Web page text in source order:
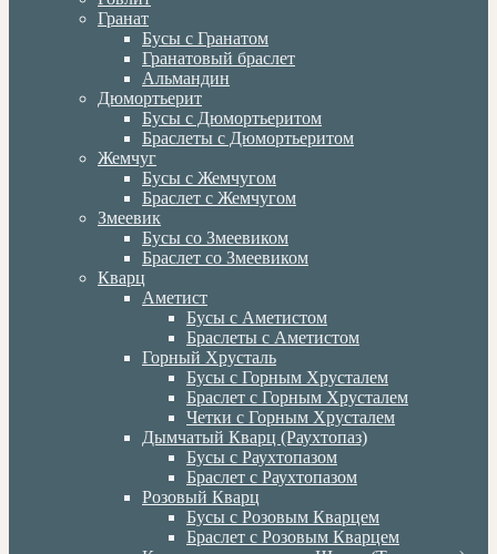
Гранат
Бусы с Гранатом
Гранатовый браслет
Альмандин
Дюмортьерит
Бусы с Дюмортьеритом
Браслеты с Дюмортьеритом
Жемчуг
Бусы с Жемчугом
Браслет с Жемчугом
Змеевик
Бусы со Змеевиком
Браслет со Змеевиком
Кварц
Аметист
Бусы с Аметистом
Браслеты с Аметистом
Горный Хрусталь
Бусы с Горным Хрусталем
Браслет с Горным Хрусталем
Четки с Горным Хрусталем
Дымчатый Кварц (Раухтопаз)
Бусы с Раухтопазом
Браслет с Раухтопазом
Розовый Кварц
Бусы с Розовым Кварцем
Браслет с Розовым Кварцем